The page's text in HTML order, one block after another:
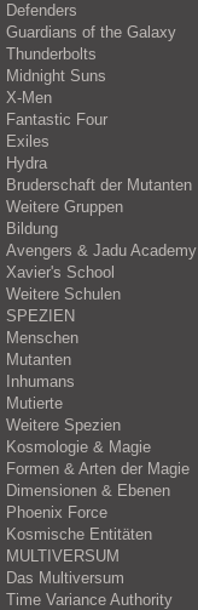
Defenders
Guardians of the Galaxy
Thunderbolts
Midnight Suns
X-Men
Fantastic Four
Exiles
Hydra
Bruderschaft der Mutanten
Weitere Gruppen
Bildung
Avengers & Jadu Academy
Xavier's School
Weitere Schulen
SPEZIEN
Menschen
Mutanten
Inhumans
Mutierte
Weitere Spezien
Kosmologie & Magie
Formen & Arten der Magie
Dimensionen & Ebenen
Phoenix Force
Kosmische Entitäten
MULTIVERSUM
Das Multiversum
Time Variance Authority